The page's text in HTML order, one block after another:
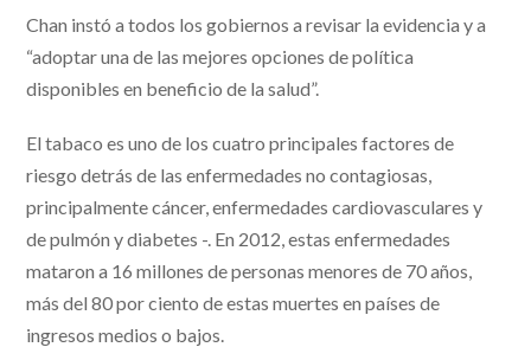
Chan instó a todos los gobiernos a revisar la evidencia y a
“adoptar una de las mejores opciones de política
disponibles en beneficio de la salud”.
El tabaco es uno de los cuatro principales factores de
riesgo detrás de las enfermedades no contagiosas,
principalmente cáncer, enfermedades cardiovasculares y
de pulmón y diabetes -. En 2012, estas enfermedades
mataron a 16 millones de personas menores de 70 años,
más del 80 por ciento de estas muertes en países de
ingresos medios o bajos.